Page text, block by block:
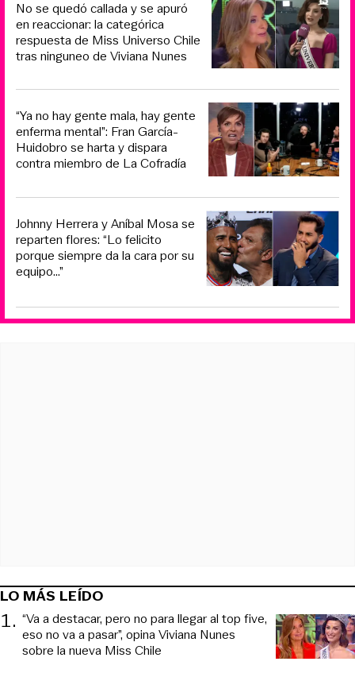
No se quedó callada y se apuró
en reaccionar: la categórica
respuesta de Miss Universo Chile
tras ninguneo de Viviana Nunes
“Ya no hay gente mala, hay gente
enferma mental”: Fran García-
Huidobro se harta y dispara
contra miembro de La Cofradía
Johnny Herrera y Aníbal Mosa se
reparten flores: “Lo felicito
porque siempre da la cara por su
equipo…”
LO MÁS LEÍDO
1. “Va a destacar, pero no para llegar al top five,
eso no va a pasar”, opina Viviana Nunes
sobre la nueva Miss Chile